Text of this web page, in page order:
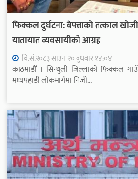
फिक्कल दुर्घटना: बेपत्ताको तत्काल
यातायात व्यवसायीको आग्रह
वि.सं.२०८३ साउन २० बुधवार १४:०४
काठमाडौँ । सिन्धुली जिल्लाको फिक्कल
मध्यपहाडी लोकमार्गमा निजी...